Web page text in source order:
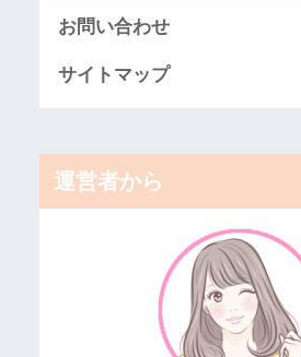
お問い合わせ
サイトマップ
運営者から